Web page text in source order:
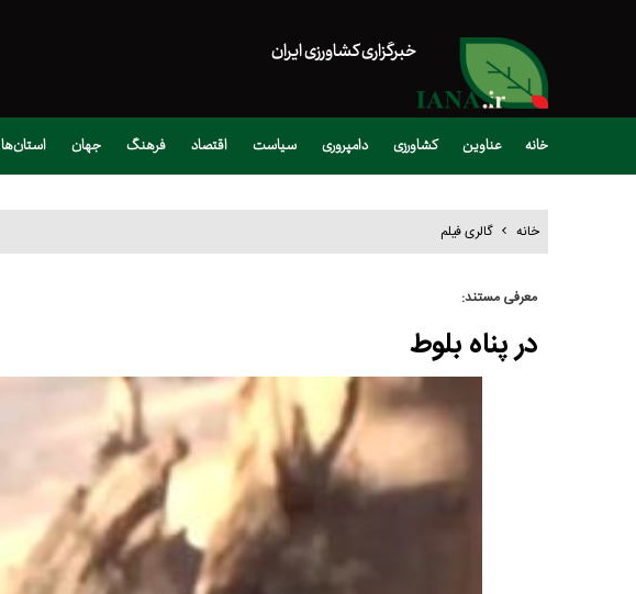
خبرگزاری کشاورزی ایران
خانه عناوین کشاورزی دامپروری سیاست اقتصاد فرهنگ جهان استان‌ها
خانه گالری فیلم
معرفی مستند:
در پناه بلوط